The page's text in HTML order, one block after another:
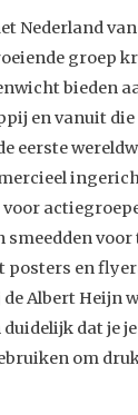
Nederland
groep
bieden
en vanuit die
eerste
smeedden
posters en
Albert Heijn
dat je
om